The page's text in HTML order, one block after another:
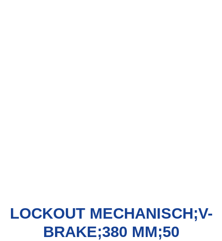
LOCKOUT MECHANISCH;V-
BRAKE;380 MM;50